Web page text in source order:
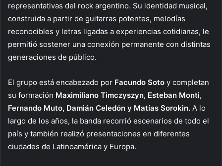
representativas del rock argentino. Su identidad musical,
construida a partir de guitarras potentes, melodías
reconocibles y letras ligadas a experiencias cotidianas, le
permitió sostener una conexión permanente con distintas
generaciones de público.
El grupo está encabezado por Facundo Soto y completan
su formación Maximiliano Timczyszyn, Esteban Monti,
Fernando Muto, Damián Celedón y Matías Sorokin. A lo
largo de los años, la banda recorrió escenarios de todo el
país y también realizó presentaciones en diferentes
ciudades de Latinoamérica y Europa.